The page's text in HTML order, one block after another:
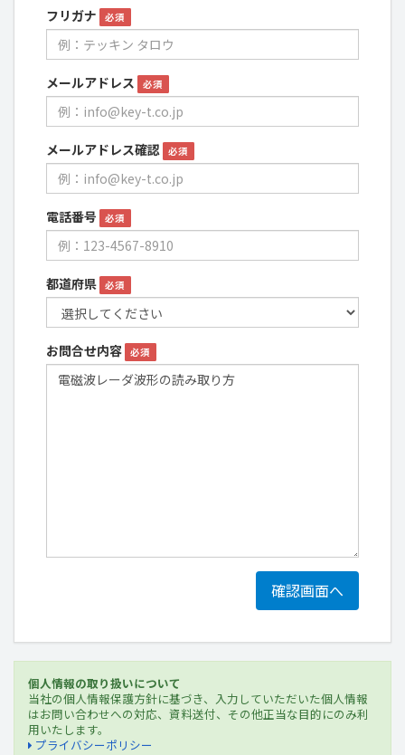
フリガナ 必須
メールアドレス 必須
メールアドレス確認 必須
電話番号 必須
都道府県 必須
お問合せ内容 必須
個人情報の取り扱いについて
当社の個人情報保護方針に基づき、入力していただいた個人情報
はお問い合わせへの対応、資料送付、その他正当な目的にのみ利
用いたします。
プライバシーポリシー